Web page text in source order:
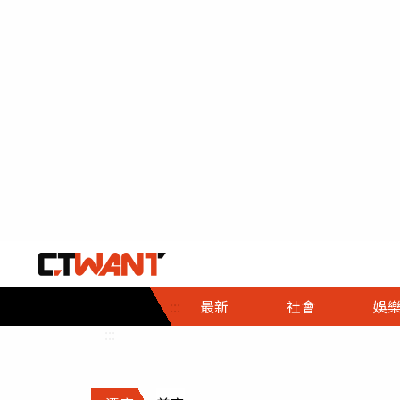
::: 最新 社會
社會首頁
時事
調查
娛樂
娛樂首頁
即時
財經首頁
熱線
政